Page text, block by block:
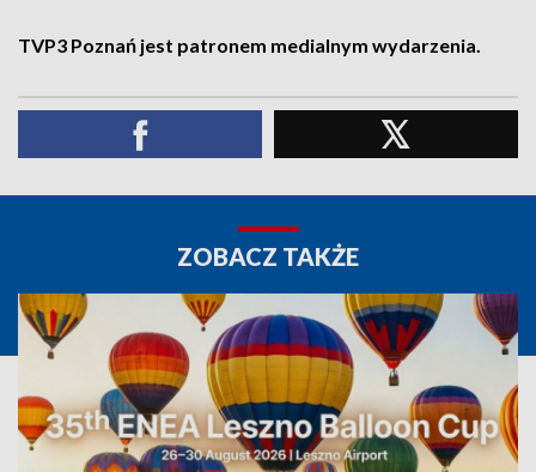
TVP3 Poznań jest patronem medialnym wydarzenia.
ZOBACZ TAKŻE